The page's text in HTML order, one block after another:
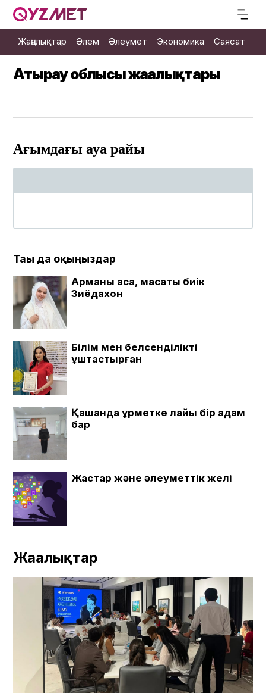
Жаңалықтар Әлем Әлеумет Экономика Саясат
Атырау облысы жаңалықтары
Ағымдағы ауа райы
Тағы да оқыңыздар
Арманы асқақ, мақсаты биік
Зиёдахон
Білім мен белсенділікті
ұштастырған
Қашанда құрметке лайық бір адам
бар
Жастар және әлеуметтік желі
Жаңалықтар